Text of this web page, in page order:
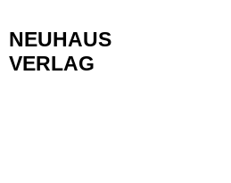
NEUHAUS
VERLAG